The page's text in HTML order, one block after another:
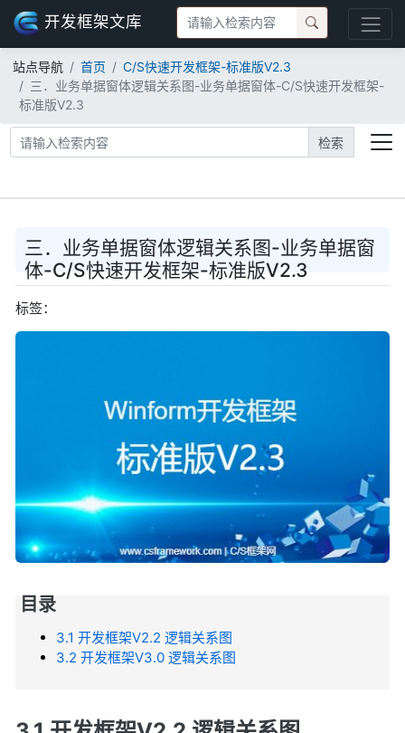
开发框架文库
站点导航 首页
C/S快速开发框架-标准版V2.3
三．业务单据窗体逻辑关系图-业务单据窗体-C/S快速开发框架-
标准版V2.3
检索
三．业务单据窗体逻辑关系图-业务单据窗
体-C/S快速开发框架-标准版V2.3
标签：
目录
3.1 开发框架V2.2 逻辑关系图
3.2 开发框架V3.0 逻辑关系图